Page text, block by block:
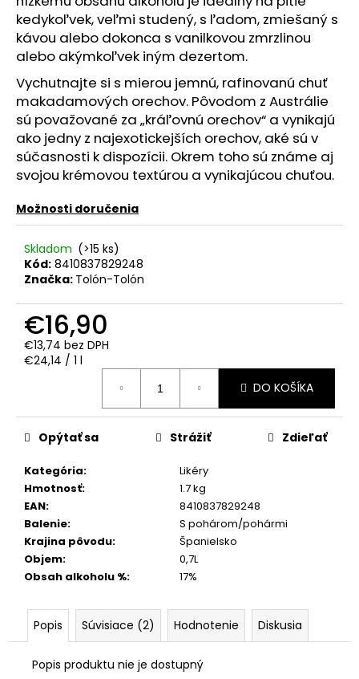
kedykoľvek, veľmi studený, s ľadom, zmiešaný s
kávou alebo dokonca s vanilkovou zmrzlinou
alebo akýmkoľvek iným dezertom.
Vychutnajte si s mierou jemnú, rafinovanú chuť
makadamových orechov. Pôvodom z Austrálie
sú považované za „kráľovnú orechov“ a vynikajú
ako jedny z najexotickejších orechov, aké sú v
súčasnosti k dispozícii. Okrem toho sú známe aj
svojou krémovou textúrou a vynikajúcou chuťou.
Možnosti doručenia
Skladom (>15 ks)
Kód: 8410837829248
Značka: Tolón-Tolón
€16,90
€13,74 bez DPH
Jednotková
€24,14 / 1 l
DO KOŠÍKA
Kategória:
Likéry
Hmotnosť:
1.7 kg
EAN:
8410837829248
Balenie:
S pohárom/pohármi
Krajina pôvodu:
Španielsko
Objem:
0,7L
Obsah alkoholu %: 17%
Opýtať sa Strážiť Zdieľať
Popis Súvisiace (2) Hodnotenie Diskusia
Popis produktu nie je dostupný
e
RUSSIAN
DIAMOND
PREMIUM
0.70L
40%
€15,90